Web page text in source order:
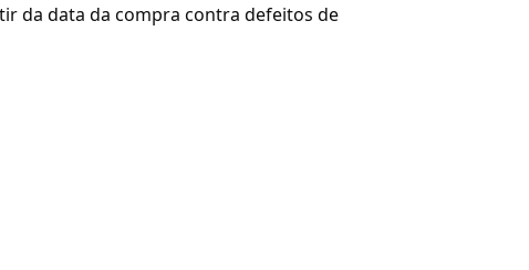
da data da compra contra defeitos de